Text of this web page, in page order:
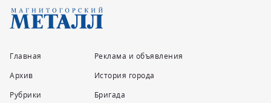
Главная
Архив
Рубрики
Реклама и объявления
История города
Бригада